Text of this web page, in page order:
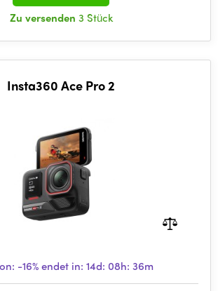
Zu versenden 3 Stück
Insta360 Ace Pro 2
-16%endet in: 14d: 08h: 36m